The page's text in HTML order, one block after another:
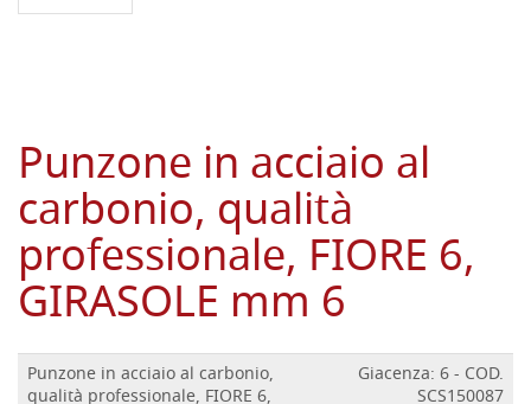
Punzone in acciaio al
carbonio, qualità
professionale, FIORE 6,
GIRASOLE mm 6
Punzone in acciaio al carbonio,
qualità professionale, FIORE 6,
Giacenza: 6 - COD.
SCS150087